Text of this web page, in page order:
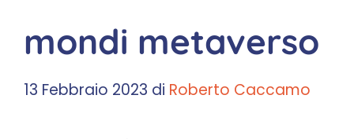
mondi metaverso
13 Febbraio 2023 di Roberto Caccamo